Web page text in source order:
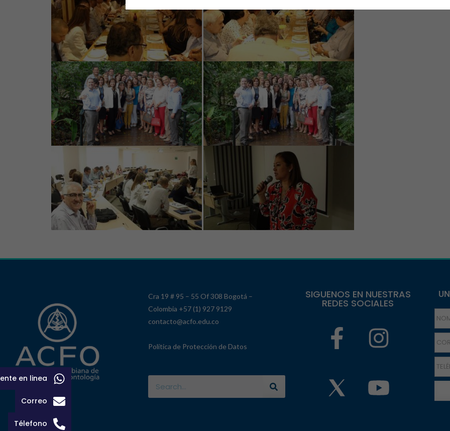
Cra 19 # 95 – 55 Of 308 Bogotá –
Colombia +57 (1) 927 9129
contacto@acfo.edu.co
Política de Protección de Datos
SIGUENOS EN NUESTRAS
REDES SOCIALES
en linea
Correo
Télefono